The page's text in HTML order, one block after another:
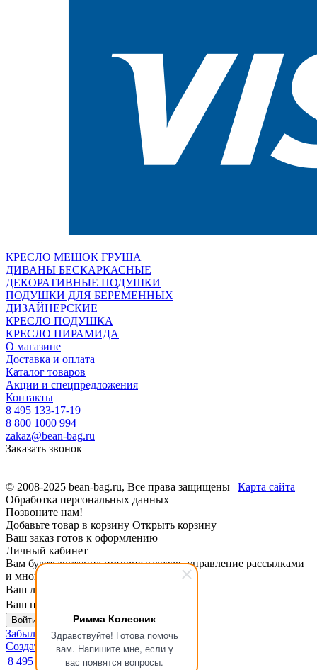
Римма Колесник
Здравствуйте! Готова помочь
вам. Напишите мне, если у
вас появятся вопросы.
КРЕСЛО МЕШОК ГРУША
ДИВАНЫ БЕСКАРКАСНЫЕ
ДЕКОРАТИВНЫЕ ПОДУШКИ
ПОДУШКИ ДЛЯ БЕРЕМЕННЫХ
ДИЗАЙНЕРСКИЕ
КРЕСЛО ПОДУШКА
КРЕСЛО ПИРАМИДА
О магазине
Доставка и оплата
Каталог товаров
Акции и спецпредложения
Контакты
8 495 133-17-19
8 800 1000 994
zakaz@bean-bag.ru
Заказать звонок
© 2008-2025 bean-bag.ru, Все права защищены | Карта сайта |
Обработка персональных данных
Позвоните нам!
Добавьте товар в корзину Открыть корзину
Ваш заказ готов к оформлению
Личный кабинет
Вам будет доступна история заказов, управление рассылками
и многое другое.
Ваш логин
Ваш пароль
Войти в личный кабинет
Забыли пароль?
Создать личный кабинет
8 495 133-17-19